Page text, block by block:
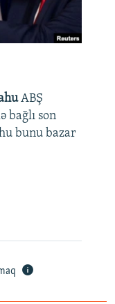
ABŞ
bağlı son
bunu bazar